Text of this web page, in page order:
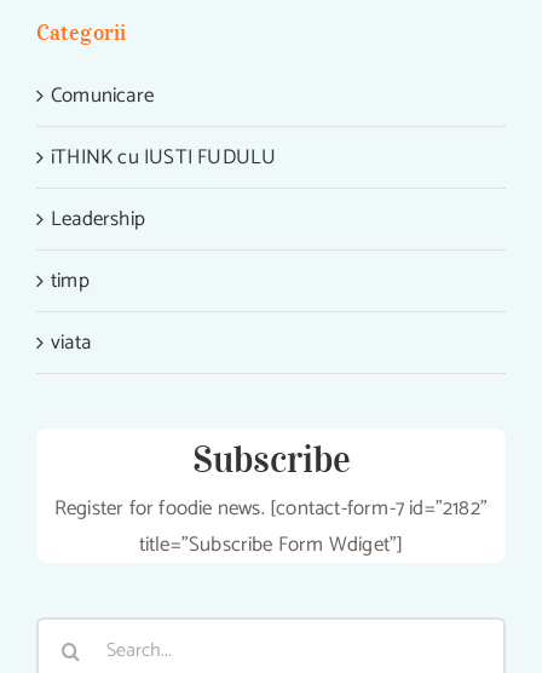
Categorii
Comunicare
iTHINK cu IUSTI FUDULU
Leadership
timp
viata
Subscribe
Register for foodie news. [contact-form-7 id="2182"
title="Subscribe Form Wdiget"]
Search